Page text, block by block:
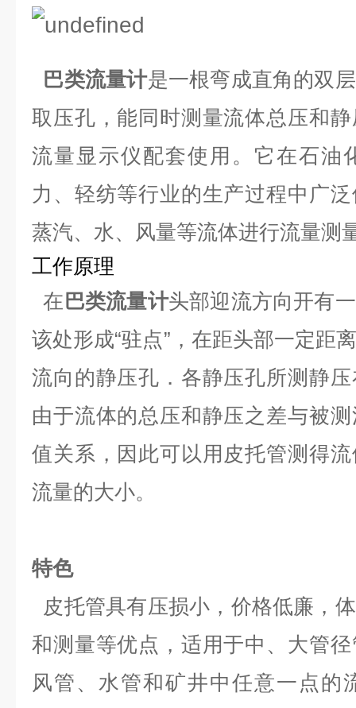
巴类流量计是一根弯成直角的双
取压孔，能同时测量流体总压和
流量显示仪配套使用。它在石油
力、轻纺等行业的生产过程中广
蒸汽、水、风量等流体进行流量测
工作原理
在巴类流量计头部迎流方向开有
该处形成“驻点”，在距头部一定距
流向的静压孔．各静压孔所测静
由于流体的总压和静压之差与被
值关系，因此可以用皮托管测得
流量的大小。
特色
皮托管具有压损小，价格低廉，
和测量等优点，适用于中、大管
风管、水管和矿井中任意一点的